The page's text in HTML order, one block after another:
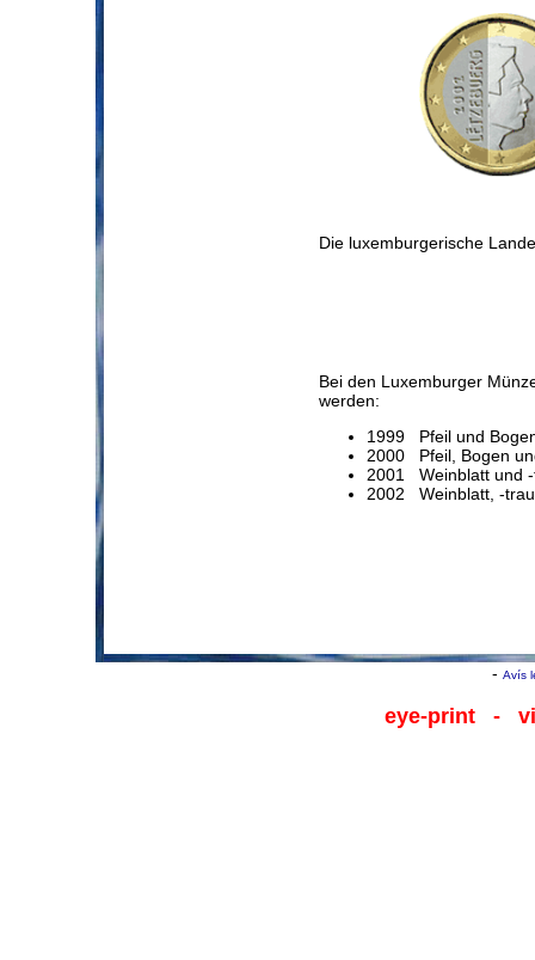
Die luxemburgerische
Bei den Luxemburger
werden:
1999 Pfeil und
2000 Pfeil, Bogen
2001 Weinblatt und
2002 Weinblatt, -
- Avís
eye-print -